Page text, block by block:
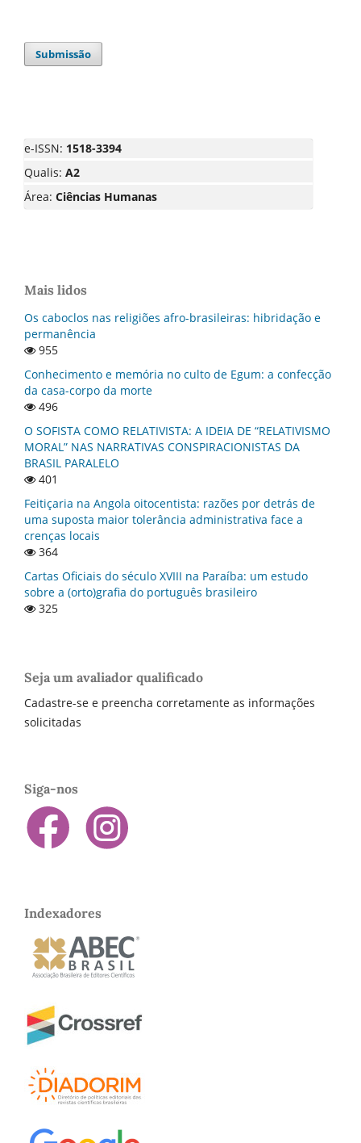
Submissão
e-ISSN: 1518-3394
Qualis: A2
Área: Ciências Humanas
Mais lidos
Os caboclos nas religiões afro-brasileiras: hibridação e
permanência
955
Conhecimento e memória no culto de Egum: a confecção
da casa-corpo da morte
496
O SOFISTA COMO RELATIVISTA: A IDEIA DE “RELATIVISMO
MORAL” NAS NARRATIVAS CONSPIRACIONISTAS DA
BRASIL PARALELO
401
Feitiçaria na Angola oitocentista: razões por detrás de
uma suposta maior tolerância administrativa face a
crenças locais
364
Cartas Oficiais do século XVIII na Paraí­ba: um estudo
sobre a (orto)grafia do português brasileiro
325
Seja um avaliador qualificado
Cadastre-se e preencha corretamente as informações
solicitadas
Siga-nos
Indexadores